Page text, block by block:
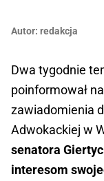
Autor: redakcja
Dwa tygodnie
poinformował
zawiadomienia
Adwokackiej w
senatora
interesom